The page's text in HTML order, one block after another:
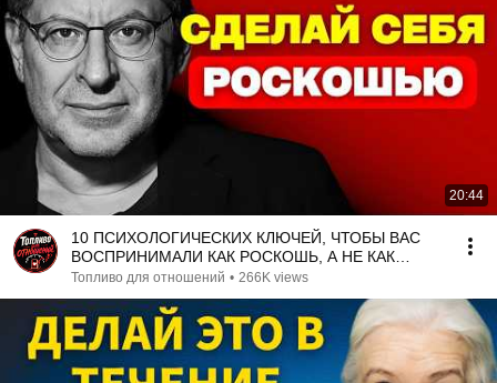
20:44
10 ПСИХОЛОГИЧЕСКИХ КЛЮЧЕЙ, ЧТОБЫ ВАС
ВОСПРИНИМАЛИ КАК РОСКОШЬ, А НЕ КАК
ВАРИАНТ МИХАИЛУ ЛАБКОВСКОМУ
Топливо для отношений • 266K views